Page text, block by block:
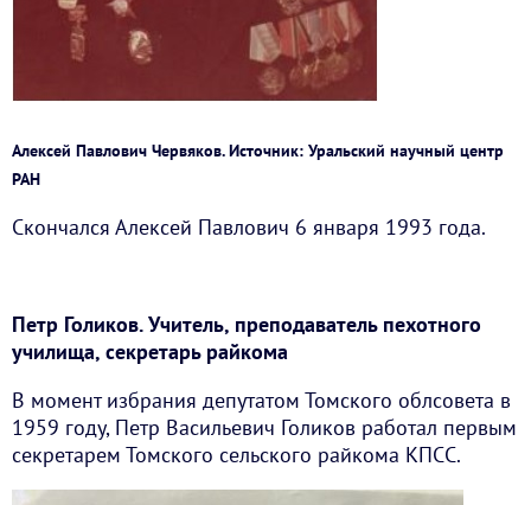
Алексей Павлович Червяков. Источник: Уральский научный центр
РАН
Скончался Алексей Павлович 6 января 1993 года.
Петр Голиков. Учитель, преподаватель пехотного
училища, секретарь райкома
В момент избрания депутатом Томского облсовета в
1959 году, Петр Васильевич Голиков работал первым
секретарем Томского сельского райкома КПСС.